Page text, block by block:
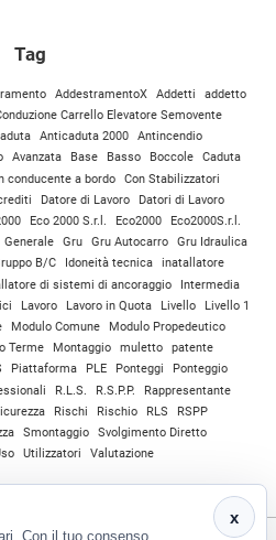
Tag
AddestramentoX Addetti
addetto
Carrello Elevatore Semovente
Anticaduta 2000
Antincendio
Avanzata Base Basso Boccole
Caduta
conducente a bordo
Con Stabilizzatori
Datore di Lavoro
Datori di Lavoro
Eco 2000 S.r.l. Eco2000
Eco2000S.r.l.
Generale Gru Gru Autocarro
Gru Idraulica
B/C Idoneità tecnica
inatallatore
di sistemi di ancoraggio
Intermedia
Lavoro Lavoro in Quota Livello
Livello 1
Modulo Comune
Modulo Propedeutico
Terme Montaggio muletto
patente
Piattaforma PLE Ponteggi
Ponteggio
R.L.S. R.S.P.P.
Rappresentante
Rischi Rischio RLS
RSPP
Smontaggio
Svolgimento Diretto
Utilizzatori Valutazione
x
Con il tuo consenso